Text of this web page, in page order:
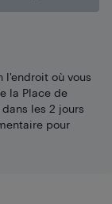
l'endroit où vous
la Place de
les 2 jours
pour